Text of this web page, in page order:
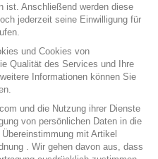
ist. Anschließend werden diese
jederzeit seine Einwilligung für
und Cookies von
Qualität des Services und Ihre
Informationen können Sie
und die Nutzung ihrer Dienste
von persönlichen Daten in die
mit Artikel
. Wir gehen davon aus, dass